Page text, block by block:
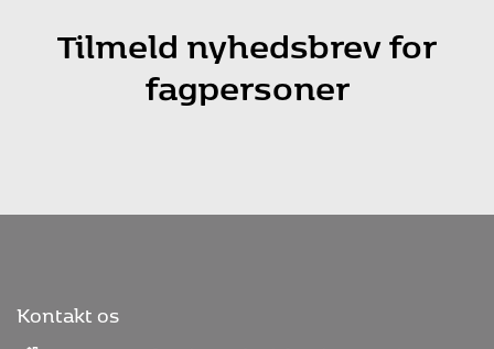
Tilmeld nyhedsbrev for
fagpersoner
Kontakt os